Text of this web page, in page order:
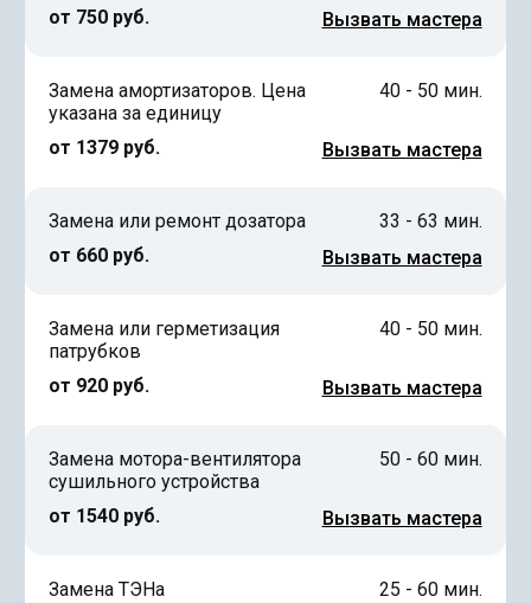
от 750 руб.
Вызвать мастера
Замена амортизаторов. Цена
указана за единицу
от 1379 руб.
40 - 50 мин.
Вызвать мастера
Замена или ремонт дозатора
от 660 руб.
33 - 63 мин.
Вызвать мастера
Замена или герметизация
патрубков
от 920 руб.
40 - 50 мин.
Вызвать мастера
Замена мотора-вентилятора
сушильного устройства
от 1540 руб.
50 - 60 мин.
Вызвать мастера
Замена ТЭНа
25 - 60 мин.